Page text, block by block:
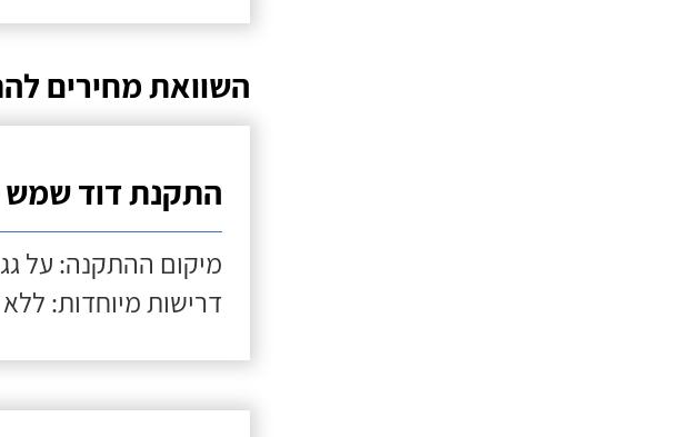
השוואת מחירים
התקנת דוד שמש (ללא
מיקום ההתקנה: על
דרישות מיוחדות: